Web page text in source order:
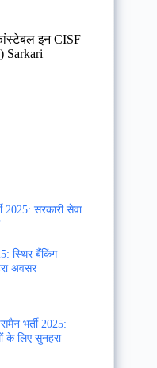
इन CISF
Sarkari
2025: सरकारी सेवा
स्थिर बैंकिंग
अवसर
भर्ती 2025:
के लिए सुनहरा